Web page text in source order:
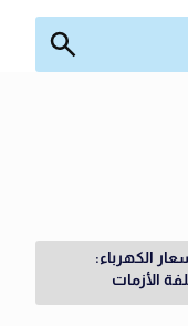
الكهرباء:
الأزمات